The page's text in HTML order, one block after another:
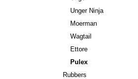
Unger Ninja
Moerman
Wagtail
Ettore
Pulex
Rubbers